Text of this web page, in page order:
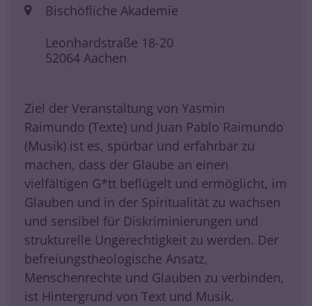
Ort: Bischöfliche Akademie
Leonhardstraße 18-20
52064 Aachen
Ziel der Veranstaltung von Yasmin
Raimundo (Texte) und Juan Pablo Raimundo
(Musik) ist es, spürbar und erfahrbar zu
machen, dass der Glaube an einen
vielfältigen G*tt beflügelt und ermöglicht, im
Glauben und in der Spiritualität zu wachsen
und sensibel für Diskriminierungen und
strukturelle Ungerechtigkeit zu werden. Der
befreiungstheologische Ansatz,
Menschenrechte und Glauben zu verbinden,
ist Hintergrund von Text und Musik.